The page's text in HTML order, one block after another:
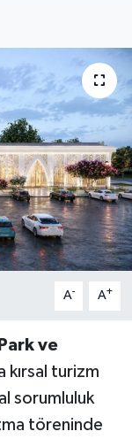
A- A+
ve
kırsal turizm
sorumluluk
töreninde